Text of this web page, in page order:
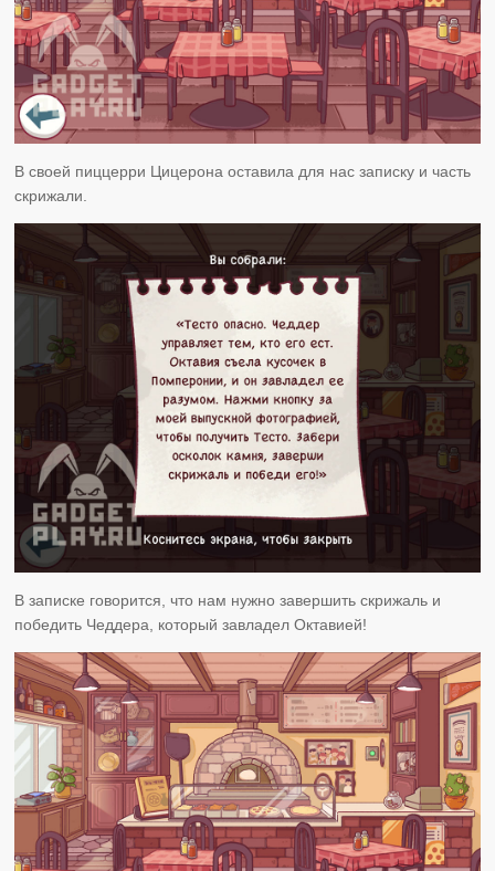
В своей пиццерри Цицерона оставила для нас записку и часть
скрижали.
В записке говорится, что нам нужно завершить скрижаль и
победить Чеддера, который завладел Октавией!